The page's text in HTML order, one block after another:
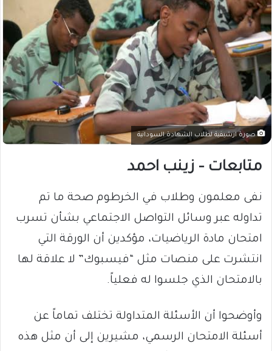
صورة ارشيفية لطلاب الشهادة السودانية
متابعات – زينب احمد
نفى معلمون وطلاب في الخرطوم صحة ما تم
تداوله عبر وسائل التواصل الاجتماعي بشأن تسرب
امتحان مادة الرياضيات، مؤكدين أن الورقة التي
انتشرت على منصات مثل “فيسبوك” لا علاقة لها
بالامتحان الذي جلسوا له فعلياً.
وأوضحوا أن الأسئلة المتداولة تختلف تماماً عن
أسئلة الامتحان الرسمي، مشيرين إلى أن مثل هذه